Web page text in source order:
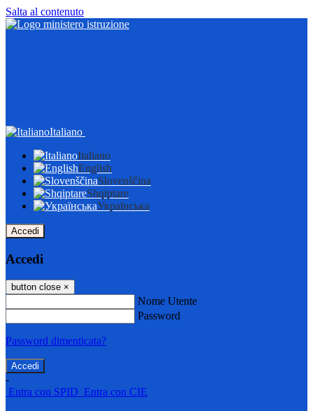
Salta al contenuto
Italiano
Italiano
English
Slovenščina
Shqiptare
Українська
Accedi
Accedi
button close ×
Nome Utente
Password
Password dimenticata?
-
Entra con SPID Entra con CIE